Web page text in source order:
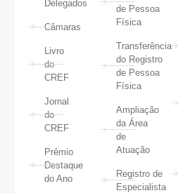
Delegados
Câmaras
Livro
do
CREF
Jornal
do
CREF
Prêmio
Destaque
do Ano
de Pessoa
Física
Transferência
do Registro
de Pessoa
Física
Ampliação
da Área
de
Atuação
Registro de
Especialista